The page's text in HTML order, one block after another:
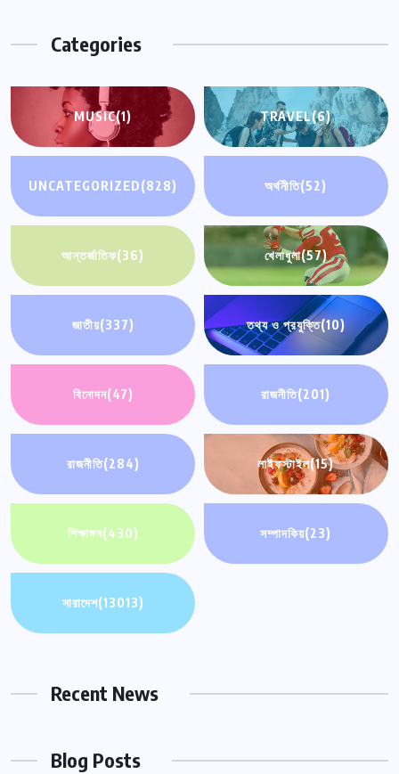
Categories
MUSIC(1) TRAVEL(6)
UNCATEGORIZED(828) অর্থনীতি(52)
আন্তর্জাতিক(36) খেলাধুলা(57)
জাতীয়(337) তথ্য ও প্রযুক্তি(10)
বিনোদন(47) রাজনীতি(201)
রাজনীতি(284) লাইফস্টাইল(15)
শিক্ষাঙ্গন(430) সম্পাদকিয়(23)
সারাদেশ(13013)
Recent News
Blog Posts